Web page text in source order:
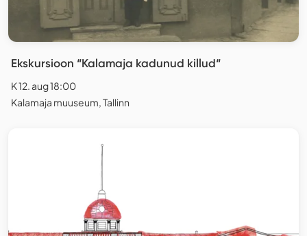
Ekskursioon “Kalamaja kadunud killud“
K 12. aug 18:00
Kalamaja muuseum, Tallinn